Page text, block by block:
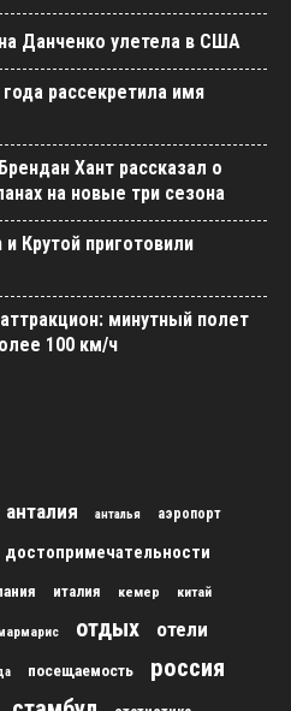
Данченко улетела в США
рассекретила имя
Хант рассказал о
на новые три сезона
Крутой приготовили
минутный полет
100 км/ч
анталия анталья аэропорт
достопримечательности
италия кемер китай
отдых
отели
посещаемость россия